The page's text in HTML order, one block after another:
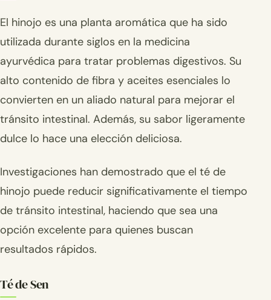
El hinojo es una planta aromática que ha sido
utilizada durante siglos en la medicina
ayurvédica para tratar problemas digestivos. Su
alto contenido de fibra y aceites esenciales lo
convierten en un aliado natural para mejorar el
tránsito intestinal. Además, su sabor ligeramente
dulce lo hace una elección deliciosa.
Investigaciones han demostrado que el té de
hinojo puede reducir significativamente el tiempo
de tránsito intestinal, haciendo que sea una
opción excelente para quienes buscan
resultados rápidos.
Té de Sen